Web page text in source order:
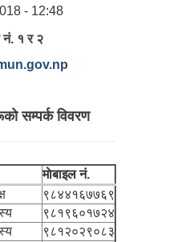
- 12:48
नं. १ र २
सम्पर्क विवरण
माेबाइल नं.
९८४४१६७७६९
९८१९६०१७२४
९८१२०२९०८३